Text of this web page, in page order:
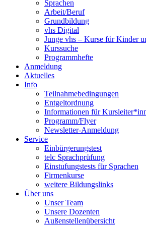
Sprachen
Arbeit/Beruf
Grundbildung
vhs Digital
Junge vhs – Kurse für Kinder
Kurssuche
Programmhefte
Anmeldung
Aktuelles
Info
Teilnahmebedingungen
Entgeltordnung
Informationen für
Programm/Flyer
Newsletter-Anmeldung
Service
Einbürgerungstest
telc Sprachprüfung
Einstufungstests für Sprachen
Firmenkurse
weitere Bildungslinks
Über uns
Unser Team
Unsere Dozenten
Außenstellenübersicht